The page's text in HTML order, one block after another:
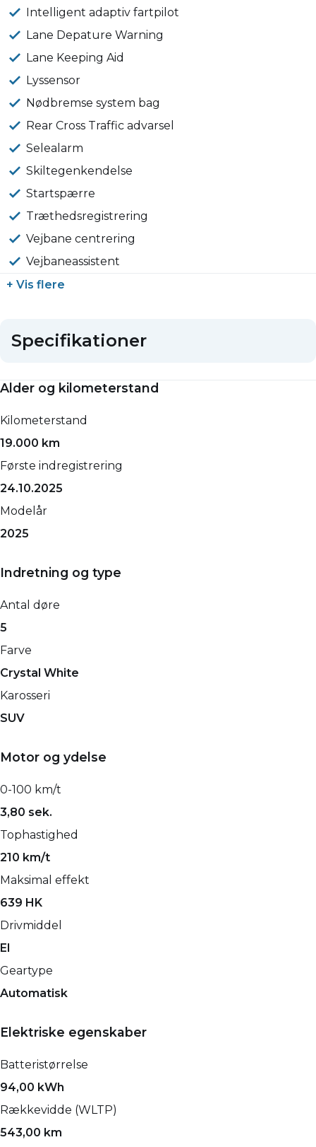
Intelligent adaptiv fartpilot
Lane Depature Warning
Lane Keeping Aid
Lyssensor
Nødbremse system bag
Rear Cross Traffic advarsel
Selealarm
Skiltegenkendelse
Startspærre
Træthedsregistrering
Vejbane centrering
Vejbaneassistent
+ Vis flere
Specifikationer
Alder og kilometerstand
Kilometerstand
19.000 km
Første indregistrering
24.10.2025
Modelår
2025
Indretning og type
Antal døre
5
Farve
Crystal White
Karosseri
SUV
Motor og ydelse
0-100 km/t
3,80 sek.
Tophastighed
210 km/t
Maksimal effekt
639 HK
Drivmiddel
El
Geartype
Automatisk
Elektriske egenskaber
Batteristørrelse
94,00 kWh
Rækkevidde (WLTP)
543,00 km